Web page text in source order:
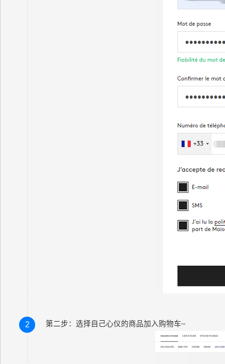
2 第二步：选择自己心仪的商品加入购物车~